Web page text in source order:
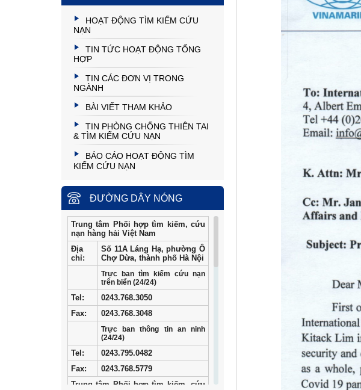
HOẠT ĐỘNG TÌM KIẾM CỨU
NẠN
TIN TỨC HOẠT ĐỘNG TỔNG
HỢP
TIN CÁC ĐƠN VỊ TRONG
NGÀNH
BÀI VIẾT THAM KHẢO
TIN PHÒNG CHỐNG THIÊN TAI
& TÌM KIẾM CỨU NẠN
BÁO CÁO HOẠT ĐỘNG TÌM
KIẾM CỨU NẠN
ĐƯỜNG DÂY NÓNG
Trung tâm Phối hợp tìm kiếm, cứu
nạn hàng hải Việt Nam
Địa
chỉ:
Số 11A Láng Hạ, phường Ô
Chợ Dừa, thành phố Hà Nội
Trực ban tìm kiếm cứu nạn
trên biển (24/24)
Tel :
0243.768.3050
Fax:
0243.768.3048
Trực ban thông tin an ninh
(24/24)
Tel:
0243.795.0482
Fax:
0243.768.5779
Trung tâm Phối hợp tìm kiếm, cứu